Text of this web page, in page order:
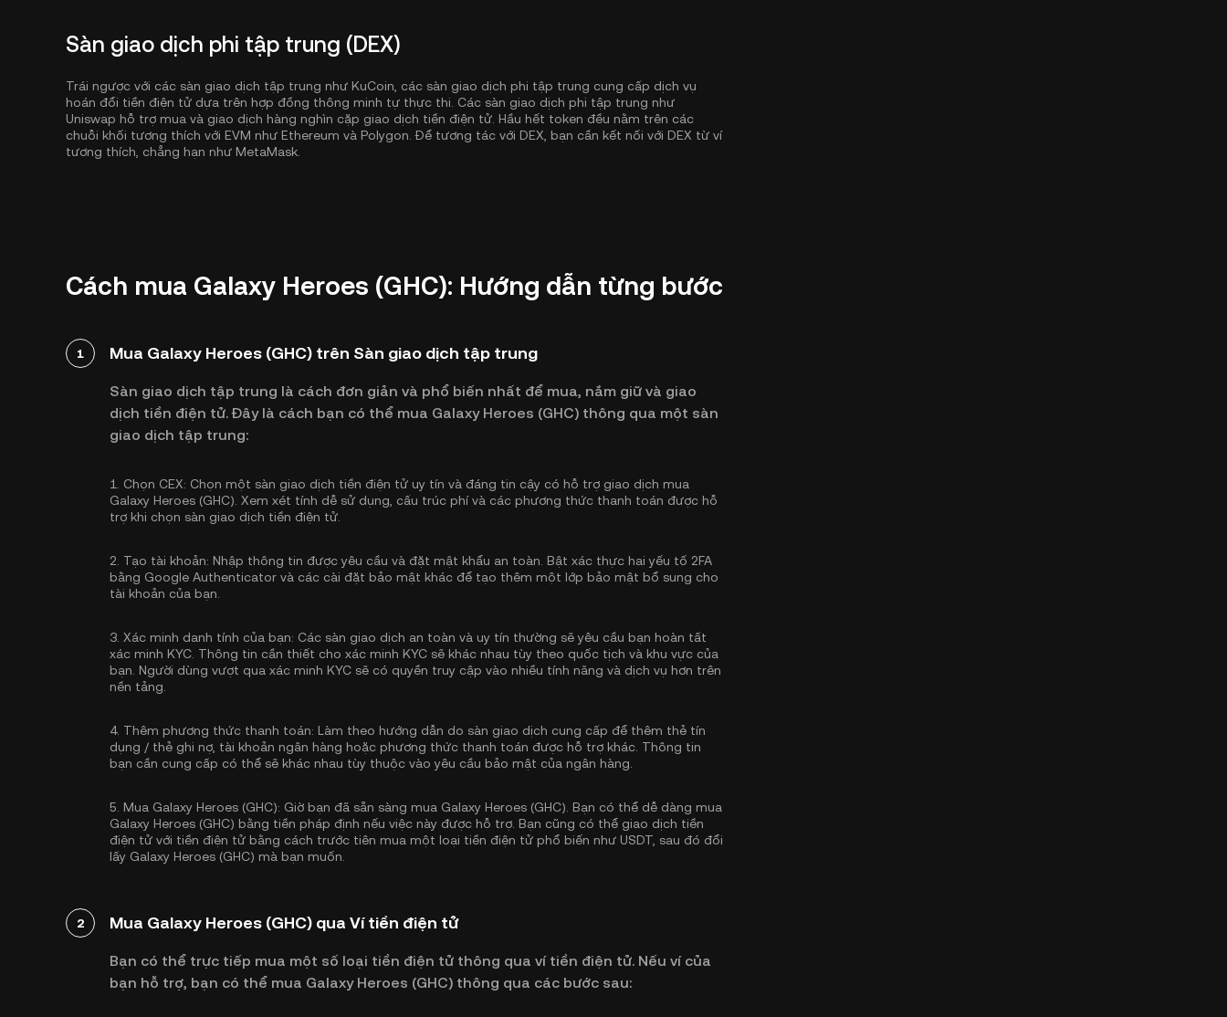
Sàn giao dịch phi tập trung (DEX)
Trái ngược với các sàn giao dịch tập trung như KuCoin, các sàn giao dịch phi tập trung cung cấp dịch vụ
hoán đổi tiền điện tử dựa trên hợp đồng thông minh tự thực thi. Các sàn giao dịch phi tập trung như
Uniswap hỗ trợ mua và giao dịch hàng nghìn cặp giao dịch tiền điện tử. Hầu hết token đều nằm trên các
chuỗi khối tương thích với EVM như Ethereum và Polygon . Để tương tác với DEX, bạn cần kết nối với DEX từ ví
tương thích, chẳng hạn như MetaMask.
Cách mua Galaxy Heroes (GHC): Hướng dẫn từng bước
1 Mua Galaxy Heroes (GHC) trên Sàn giao dịch tập trung
Sàn giao dịch tập trung là cách đơn giản và phổ biến nhất để mua, nắm giữ và giao
dịch tiền điện tử. Đây là cách bạn có thể mua Galaxy Heroes (GHC) thông qua một sàn
giao dịch tập trung:
1. Chọn CEX: Chọn một sàn giao dịch tiền điện tử uy tín và đáng tin cậy có hỗ trợ giao dịch mua
Galaxy Heroes (GHC). Xem xét tính dễ sử dụng, cấu trúc phí và các phương thức thanh toán được hỗ
trợ khi chọn sàn giao dịch tiền điện tử.
2. Tạo tài khoản: Nhập thông tin được yêu cầu và đặt mật khẩu an toàn. Bật xác thực hai yếu tố 2FA
bằng Google Authenticator và các cài đặt bảo mật khác để tạo thêm một lớp bảo mật bổ sung cho
tài khoản của bạn.
3. Xác minh danh tính của bạn: Các sàn giao dịch an toàn và uy tín thường sẽ yêu cầu bạn hoàn tất
xác minh KYC . Thông tin cần thiết cho xác minh KYC sẽ khác nhau tùy theo quốc tịch và khu vực của
bạn. Người dùng vượt qua xác minh KYC sẽ có quyền truy cập vào nhiều tính năng và dịch vụ hơn trên
nền tảng.
4. Thêm phương thức thanh toán: Làm theo hướng dẫn do sàn giao dịch cung cấp để thêm thẻ tín
dụng / thẻ ghi nợ, tài khoản ngân hàng hoặc phương thức thanh toán được hỗ trợ khác. Thông tin
bạn cần cung cấp có thể sẽ khác nhau tùy thuộc vào yêu cầu bảo mật của ngân hàng.
5. Mua Galaxy Heroes (GHC): Giờ bạn đã sẵn sàng mua Galaxy Heroes (GHC). Bạn có thể dễ dàng mua
Galaxy Heroes (GHC) bằng tiền pháp định nếu việc này được hỗ trợ. Bạn cũng có thể giao dịch tiền
điện tử với tiền điện tử bằng cách trước tiên mua một loại tiền điện tử phổ biến như USDT , sau đó đổi
lấy Galaxy Heroes (GHC) mà bạn muốn.
2 Mua Galaxy Heroes (GHC) qua Ví tiền điện tử
Bạn có thể trực tiếp mua một số loại tiền điện tử thông qua ví tiền điện tử. Nếu ví của
bạn hỗ trợ, bạn có thể mua Galaxy Heroes (GHC) thông qua các bước sau: